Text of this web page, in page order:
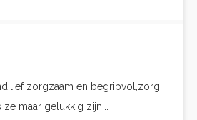
zorgzaam en begripvol,zorg
maar gelukkig zijn...